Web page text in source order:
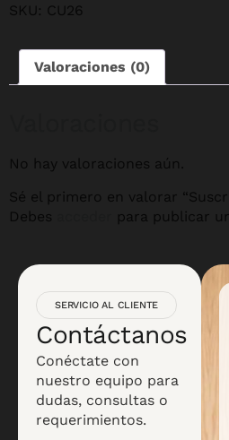
SKU: CU26
Valoraciones (0)
No hay valoraciones aún.
Sé el primero en valorar
Debes
para publicar
SERVICIO AL CLIENTE
Contáctanos
Conéctate con
nuestro equipo para
dudas, consultas o
requerimientos.